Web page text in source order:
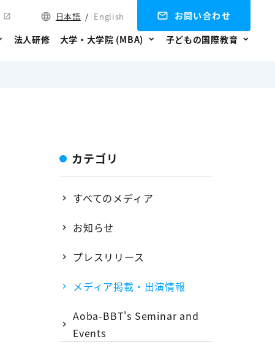
日本語 / English
法人研修 大学・大学院 (MBA) 子どもの国際教育
お問い合わせ
カテゴリ
すべてのメディア
お知らせ
プレスリリース
メディア掲載・出演情報
Aoba-BBT's Seminar and
Events